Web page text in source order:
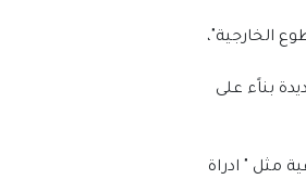
الخارجية"،
بناًء على
مثل " ادراة